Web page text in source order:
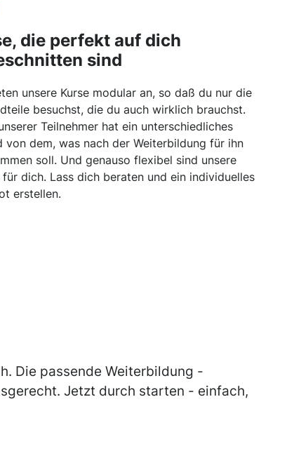
die perfekt auf dich
sind
unsere Kurse modular an, so daß du nur die
besuchst, die du auch wirklich brauchst.
Teilnehmer hat ein unterschiedliches
von dem, was nach der Weiterbildung für ihn
soll. Und genauso flexibel sind unsere
für dich. Lass dich beraten und ein individuelles
erstellen.
Die passende Weiterbildung -
Jetzt durch starten - einfach,